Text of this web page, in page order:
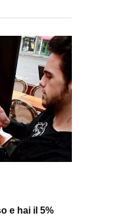
e hai il 5%